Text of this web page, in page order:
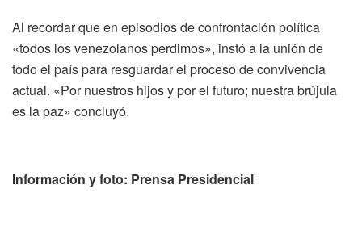
Al recordar que en episodios de confrontación política
«todos los venezolanos perdimos», instó a la unión de
todo el país para resguardar el proceso de convivencia
actual. «Por nuestros hijos y por el futuro; nuestra brújula
es la paz» concluyó.
Información y foto: Prensa Presidencial